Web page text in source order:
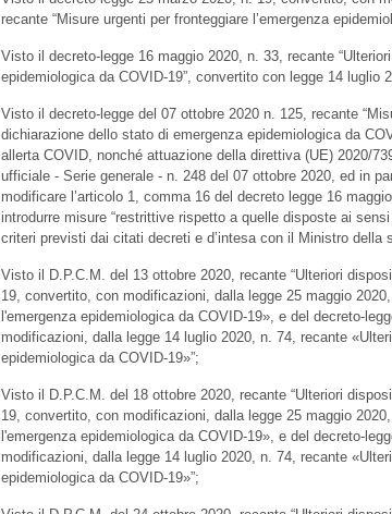
recante “Misure urgenti per fronteggiare l’emergenza
Visto il decreto-legge 16 maggio 2020, n. 33, recante
epidemiologica da COVID-19”, convertito con legge 14 luglio
Visto il decreto-legge del 07 ottobre 2020 n. 125, recante
dichiarazione dello stato di emergenza epidemiologica da
allerta COVID, nonché attuazione della direttiva (UE) 2020/
ufficiale - Serie generale - n. 248 del 07 ottobre 2020, ed in
modificare l’articolo 1, comma 16 del decreto legge 16
introdurre misure “restrittive rispetto a quelle disposte ai
criteri previsti dai citati decreti e d’intesa con il Ministro della
Visto il D.P.C.M. del 13 ottobre 2020, recante “Ulteriori
19, convertito, con modificazioni, dalla legge 25 maggio
l'emergenza epidemiologica da COVID-19», e del decreto-
modificazioni, dalla legge 14 luglio 2020, n. 74, recante
epidemiologica da COVID-19»”;
Visto il D.P.C.M. del 18 ottobre 2020, recante “Ulteriori
19, convertito, con modificazioni, dalla legge 25 maggio
l'emergenza epidemiologica da COVID-19», e del decreto-
modificazioni, dalla legge 14 luglio 2020, n. 74, recante
epidemiologica da COVID-19»”;